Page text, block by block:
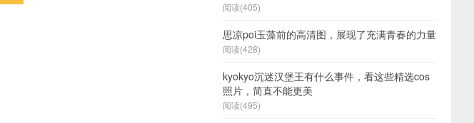
阅读(405)
思凉poi玉藻前的高清图，展现了充满青春的力量
阅读(428)
kyokyo沉迷汉堡王有什么事件，看这些精选cos
照片，简直不能更美
阅读(495)